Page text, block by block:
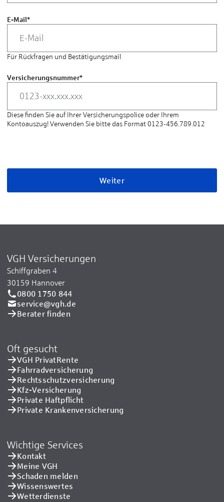
E-Mail*
Für Rückfragen und Bestätigungsmail
Versicherungsnummer*
Diese finden Sie auf Ihrer Versicherungspolice oder Ihrem
Kontoauszug! Verwenden Sie bitte das Format 0123-456.789.012
Weiter
VGH Versicherungen
Schiffgraben 4
30159 Hannover
0800 1750 844
service@vgh.de
Berater finden
Oft gesucht
VGH PrivatRente
Fahrradversicherung
Rechtsschutzversicherung
Kfz-Versicherung
Private Haftpflicht
Private Kranken­versicherung
Wichtige Services
Kontakt
Meine VGH
Schaden melden
Wissenswertes
Wetterdienste